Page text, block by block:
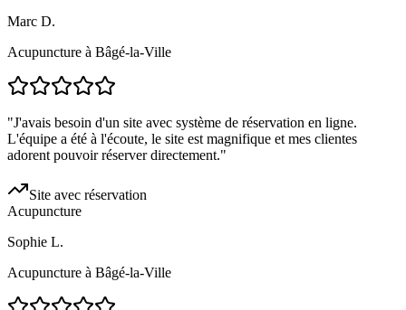
Marc D.
Acupuncture à Bâgé-la-Ville
"J'avais besoin d'un site avec système de réservation en ligne.
L'équipe a été à l'écoute, le site est magnifique et mes clientes
adorent pouvoir réserver directement."
Site avec réservation
Acupuncture
Sophie L.
Acupuncture à Bâgé-la-Ville